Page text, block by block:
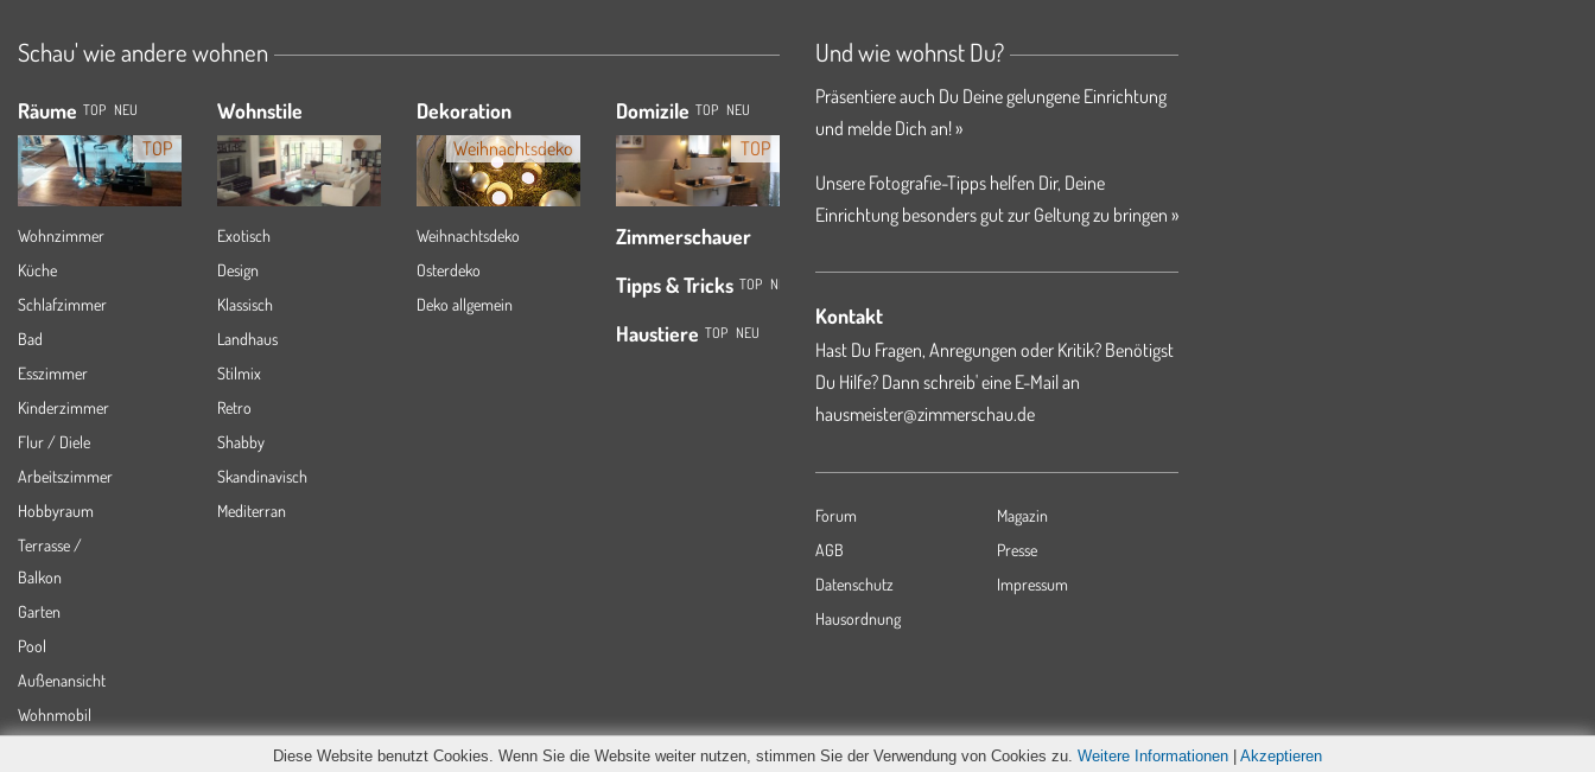
Schau' wie andere wohnen
Räume TOP NEU
TOP
Wohnzimmer
Küche
Schlafzimmer
Bad
Esszimmer
Kinderzimmer
Flur / Diele
Arbeitszimmer
Hobbyraum
Terrasse /
Balkon
Garten
Pool
Außenansicht
Wohnmobil
Wohnstile
Exotisch
Design
Klassisch
Landhaus
Stilmix
Retro
Shabby
Skandinavisch
Mediterran
Dekoration
Weihnachtsdeko
Weihnachtsdeko
Osterdeko
Deko allgemein
Domizile TOP NEU
TOP
Zimmerschauer
Tipps & Tricks TOP NEU
Haustiere TOP NEU
Und wie wohnst Du?
Präsentiere auch Du Deine gelungene Einrichtung
und melde Dich an! »
Unsere Fotografie-Tipps helfen Dir, Deine
Einrichtung besonders gut zur Geltung zu bringen »
Kontakt
Hast Du Fragen, Anregungen oder Kritik? Benötigst
Du Hilfe? Dann schreib' eine E-Mail an
hausmeister@zimmerschau.de
Forum
Magazin
AGB
Presse
Datenschutz
Impressum
Hausordnung
Diese Website benutzt Cookies. Wenn Sie die Website weiter nutzen, stimmen Sie der Verwendung von Cookies zu. Weitere Informationen Akzeptieren